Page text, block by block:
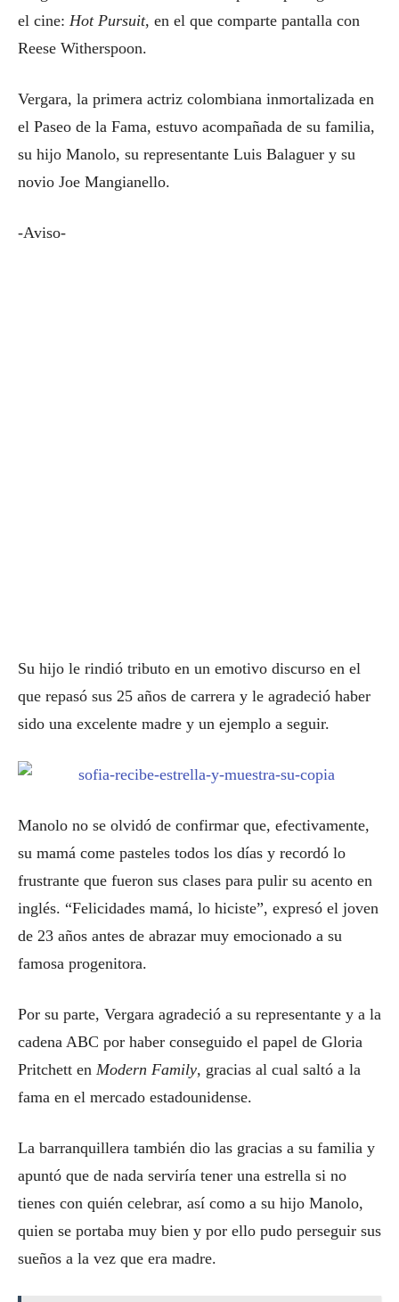
el cine: Hot Pursuit, en el que comparte pantalla con
Reese Witherspoon.
Vergara, la primera actriz colombiana inmortalizada en
el Paseo de la Fama, estuvo acompañada de su familia,
su hijo Manolo, su representante Luis Balaguer y su
novio Joe Mangianello.
-Aviso-
Su hijo le rindió tributo en un emotivo discurso en el
que repasó sus 25 años de carrera y le agradeció haber
sido una excelente madre y un ejemplo a seguir.
Manolo no se olvidó de confirmar que, efectivamente,
su mamá come pasteles todos los días y recordó lo
frustrante que fueron sus clases para pulir su acento en
inglés. “Felicidades mamá, lo hiciste”, expresó el joven
de 23 años antes de abrazar muy emocionado a su
famosa progenitora.
Por su parte, Vergara agradeció a su representante y a la
cadena ABC por haber conseguido el papel de Gloria
Pritchett en Modern Family, gracias al cual saltó a la
fama en el mercado estadounidense.
La barranquillera también dio las gracias a su familia y
apuntó que de nada serviría tener una estrella si no
tienes con quién celebrar, así como a su hijo Manolo,
quien se portaba muy bien y por ello pudo perseguir sus
sueños a la vez que era madre.